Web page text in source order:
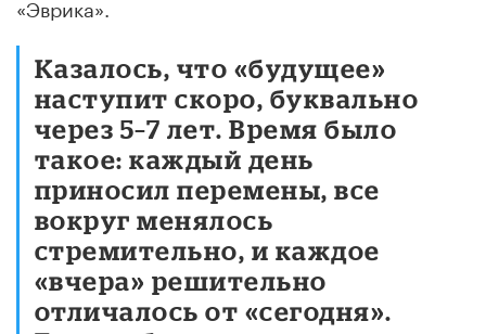
«Эврика».
Казалось, что «будущее»
наступит скоро, буквально
через 5–7 лет. Время было
такое: каждый день
приносил перемены, все
вокруг менялось
стремительно, и каждое
«вчера» решительно
отличалось от «сегодня».